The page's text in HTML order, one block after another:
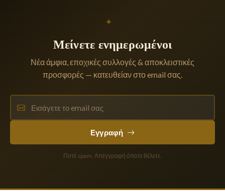
✦
Μείνετε ενημερωμένοι
Νέα άμφια, εποχικές συλλογές & αποκλειστικές
προσφορές — κατευθείαν στο email σας.
Εγγραφή
Ποτέ spam. Απεγγραφή όποτε θέλετε.